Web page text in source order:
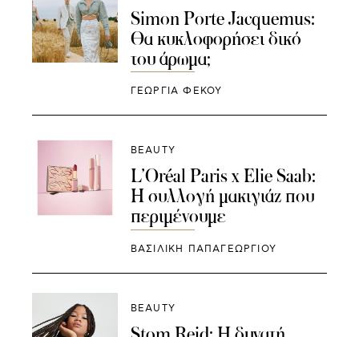
Simon Porte Jacquemus:
Θα κυκλοφορήσει δικό
του άρωμα;
ΓΕΩΡΓΙΑ ΦΕΚΟΥ
BEAUTY
L’Oréal Paris x Elie Saab:
Η συλλογή μακιγιάζ που
περιμένουμε
ΒΑΣΙΛΙΚΗ ΠΑΠΑΓΕΩΡΓΙΟΥ
BEAUTY